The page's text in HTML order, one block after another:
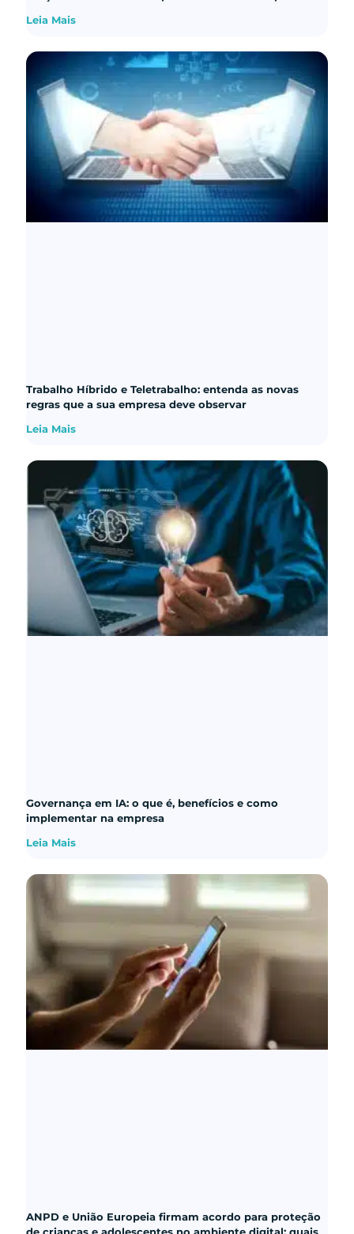
Leia Mais
Trabalho Híbrido e Teletrabalho: entenda as novas
regras que a sua empresa deve observar
Leia Mais
Governança em IA: o que é, benefícios e como
implementar na empresa
Leia Mais
ANPD e União Europeia firmam acordo para proteção